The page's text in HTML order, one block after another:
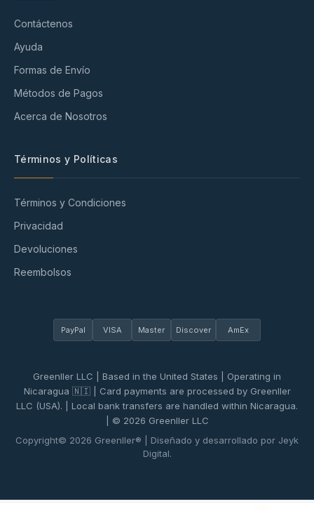
Contáctenos
Ayuda
Formas de Envío
Métodos de Pagos
Acerca de Nosotros
Términos y Políticas
Términos y Condiciones
Privacidad
Devoluciones
Reembolsos
PayPal VISA Master Discover AmEx
Greenller LLC | Based in the United States | Operating in
Nicaragua 🇳🇮 | Card payments are processed by Greenller
LLC (USA). | Local bank transfers are handled within Nicaragua.
| © 2026 Greenller LLC
Copyright© 2026 Greenller® | Diseñado y desarrollado por Jeyk
Digital.